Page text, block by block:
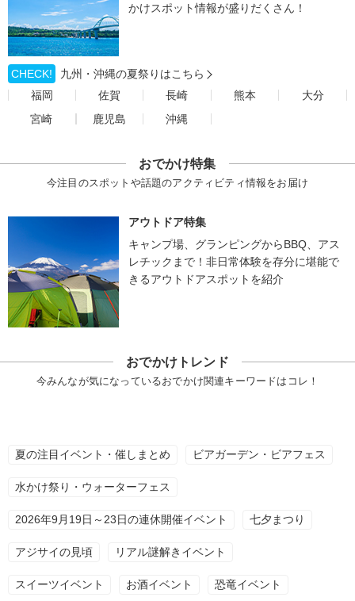
かけスポット情報が盛りだくさん！
CHECK!
九州・沖縄の夏祭りはこちら
福岡
佐賀 長崎 熊本
大分
宮崎
鹿児島 沖縄
おでかけ特集
今注目のスポットや話題のアクティビティ情報をお届け
アウトドア特集
キャンプ場、グランピングからBBQ、アス
レチックまで！非日常体験を存分に堪能で
きるアウトドアスポットを紹介
おでかけトレンド
今みんなが気になっているおでかけ関連キーワードはコレ！
夏の注目イベント・催しまとめ ビアガーデン・ビアフェス
水かけ祭り・ウォーターフェス
2026年9月19日～23日の連休開催イベント 七夕まつり
アジサイの見頃 リアル謎解きイベント
スイーツイベント お酒イベント 恐竜イベント